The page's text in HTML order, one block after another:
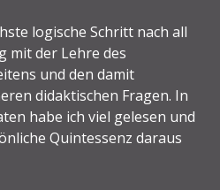
logische Schritt nach all
mit der Lehre des
und den damit
didaktischen Fragen. In
habe ich viel gelesen und
Quintessenz daraus